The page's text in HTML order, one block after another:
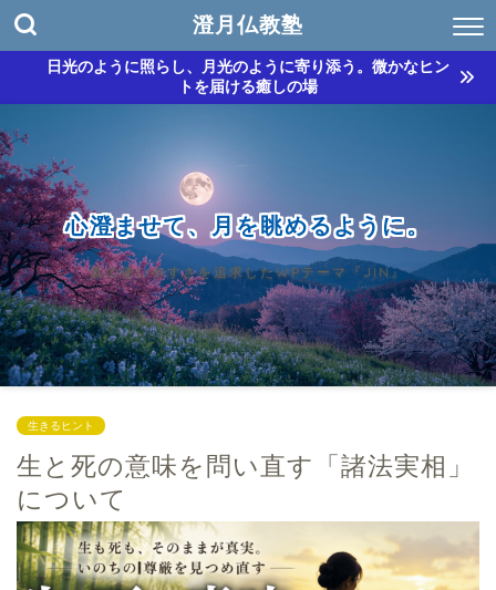
澄月仏教塾
日光のように照らし、月光のように寄り添う。微かなヒン
トを届ける癒しの場
心澄ませて、月を眺めるように。
真の使いやすさを追求したWPテーマ『JIN』
生きるヒント
生と死の意味を問い直す「諸法実相」
について